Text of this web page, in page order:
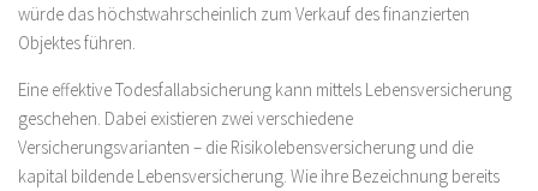
würde das höchstwahrscheinlich zum Verkauf des finanzierten
Objektes führen.
Eine effektive Todesfallabsicherung kann mittels Lebensversicherung
geschehen. Dabei existieren zwei verschiedene
Versicherungsvarianten – die Risikolebensversicherung und die
kapital bildende Lebensversicherung. Wie ihre Bezeichnung bereits